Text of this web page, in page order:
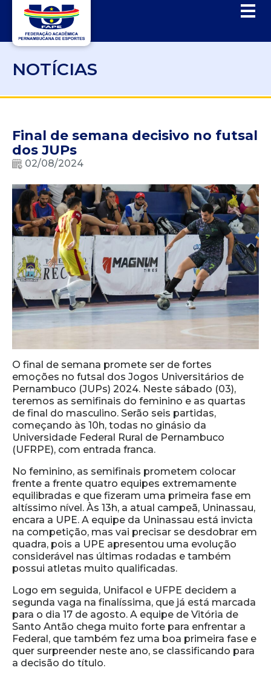
NOTÍCIAS
Final de semana decisivo no futsal
dos JUPs
02/08/2024
O final de semana promete ser de fortes
emoções no futsal dos Jogos Universitários de
Pernambuco (JUPs) 2024. Neste sábado (03),
teremos as semifinais do feminino e as quartas
de final do masculino. Serão seis partidas,
começando às 10h, todas no ginásio da
Universidade Federal Rural de Pernambuco
(UFRPE), com entrada franca.
No feminino, as semifinais prometem colocar
frente a frente quatro equipes extremamente
equilibradas e que fizeram uma primeira fase em
altíssimo nível. Às 13h, a atual campeã, Uninassau,
encara a UPE. A equipe da Uninassau está invicta
na competição, mas vai precisar se desdobrar em
quadra, pois a UPE apresentou uma evolução
considerável nas últimas rodadas e também
possui atletas muito qualificadas.
Logo em seguida, Unifacol e UFPE decidem a
segunda vaga na finalíssima, que já está marcada
para o dia 17 de agosto. A equipe de Vitória de
Santo Antão chega muito forte para enfrentar a
Federal, que também fez uma boa primeira fase e
quer surpreender neste ano, se classificando para
a decisão do título.